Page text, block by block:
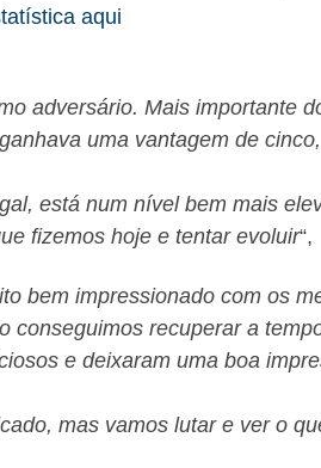
aqui
adversário. Mais importante
uma vantagem de
está num nível bem mais
fizemos hoje e tentar evoluir“,
bem impressionado com os
conseguimos recuperar a
e deixaram uma boa
mas vamos lutar e ver o